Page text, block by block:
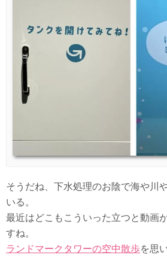
そうだね、下水処理のお陰で海や川
いる。
最近はどこもこういった立つと動画
すね。
ランドマークタワーの空中散歩を思